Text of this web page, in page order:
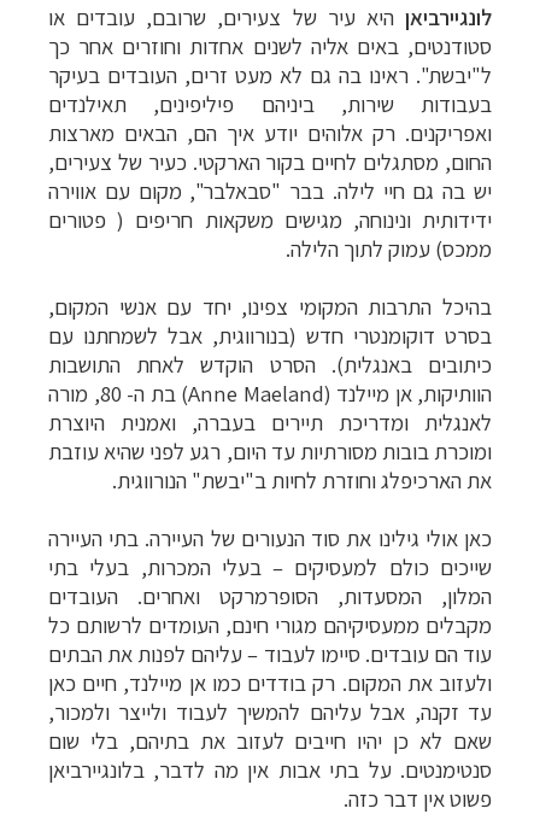
לונגיירביאןהיא עיר של צעירים, שרובם, עובדים או
סטודנטים, באים אליה לשנים אחדות וחוזרים אחר כך
ל"יבשת". ראינו בה גם לא מעט זרים, העובדים בעיקר
בעבודות שירות, ביניהם פיליפינים, תאילנדים
ואפריקנים. רק אלוהים יודע איך הם, הבאים מארצות
החום, מסתגלים לחיים בקור הארקטי. כעיר של צעירים,
יש בה גם חיי לילה. בבר "סבאלבר", מקום עם אווירה
ידידותית ונינוחה, מגישים משקאות חריפים ( פטורים
ממכס) עמוק לתוך הלילה.
בהיכל התרבות המקומי צפינו, יחד עם אנשי המקום,
בסרט דוקומנטרי חדש (בנורווגית, אבל לשמחתנו עם
כיתובים באנגלית). הסרט הוקדש לאחת התושבות
הוותיקות, אן מיילנד (Anne Maeland
) בת ה- 80, מורה
לאנגלית ומדריכת תיירים בעברה, ואמנית היוצרת
ומוכרת בובות מסורתיות עד היום, רגע לפני שהיא עוזבת
את הארכיפלג וחוזרת לחיות ב"יבשת" הנורווגית.
כאן אולי גילינו את סוד הנעורים של העיירה. בתי העיירה
שייכים כולם למעסיקים – בעלי המכרות, בעלי בתי
המלון, המסעדות, הסופרמרקט ואחרים. העובדים
מקבלים ממעסיקיהם מגורי חינם, העומדים לרשותם כל
עוד הם עובדים. סיימו לעבוד – עליהם לפנות את הבתים
ולעזוב את המקום. רק בודדים כמו אן מיילנד, חיים כאן
עד זקנה, אבל עליהם להמשיך לעבוד ולייצר ולמכור,
שאם לא כן יהיו חייבים לעזוב את בתיהם, בלי שום
סנטימנטים. על בתי אבות אין מה לדבר, בלונגיירביאן
פשוט אין דבר כזה.